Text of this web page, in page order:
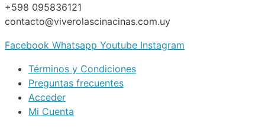
+598 095836121
contacto@viverolascinacinas.com.uy
Facebook Whatsapp Youtube Instagram
Términos y Condiciones
Preguntas frecuentes
Acceder
Mi Cuenta